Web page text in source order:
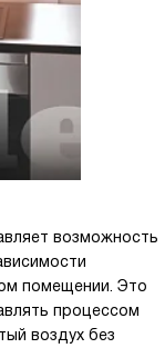
возможность
помещении. Это
процессом
воздух без